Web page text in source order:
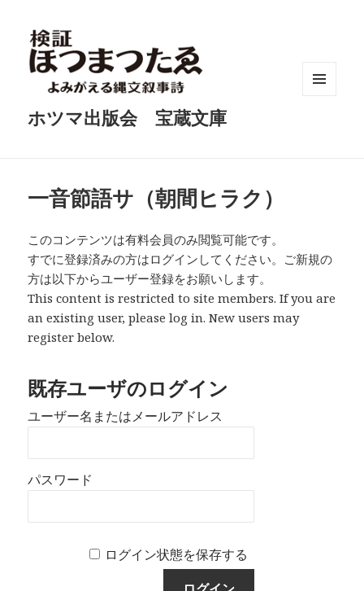
ホツマ出版会 宝蔵文庫
一音節語サ（朝間ヒラク）
このコンテンツは有料会員のみ閲覧可能です。
すでに登録済みの方はログインしてください。ご新規の
方は以下からユーザー登録をお願いします。
This content is restricted to site members. If you are
an existing user, please log in. New users may
register below.
既存ユーザのログイン
ユーザー名またはメールアドレス
パスワード
ログイン状態を保存する